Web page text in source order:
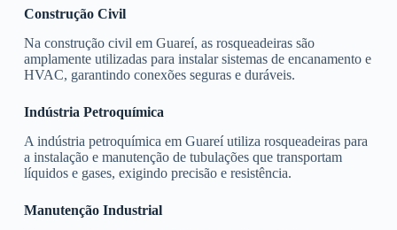
Construção Civil
Na construção civil em Guareí, as rosqueadeiras são
amplamente utilizadas para instalar sistemas de encanamento e
HVAC, garantindo conexões seguras e duráveis.
Indústria Petroquímica
A indústria petroquímica em Guareí utiliza rosqueadeiras para
a instalação e manutenção de tubulações que transportam
líquidos e gases, exigindo precisão e resistência.
Manutenção Industrial